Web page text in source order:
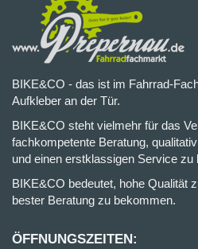
BIKE&CO - das ist im Fahrrad-
Aufkleber an der Tür.
BIKE&CO steht vielmehr für das
fachkompetente Beratung,
und einen erstklassigen Service zu
BIKE&CO bedeutet, hohe Qualität
bester Beratung zu bekommen.
ÖFFNUNGSZEITEN: